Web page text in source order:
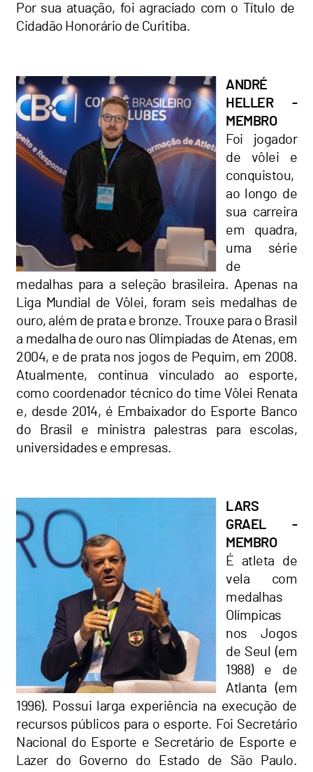
Por sua atuação, foi agraciado com o Título de
Cidadão Honorário de Curitiba.
ANDRÉ
HELLER -
MEMBRO
Foi jogador
de vôlei e
conquistou,
ao longo de
sua carreira
em quadra,
uma série
de
medalhas para a seleção brasileira. Apenas na
Liga Mundial de Vôlei, foram seis medalhas de
ouro, além de prata e bronze. Trouxe para o Brasil
a medalha de ouro nas Olimpíadas de Atenas, em
2004, e de prata nos jogos de Pequim, em 2008.
Atualmente, continua vinculado ao esporte,
como coordenador técnico do time Vôlei Renata
e, desde 2014, é Embaixador do Esporte Banco
do Brasil e ministra palestras para escolas,
universidades e empresas.
LARS
GRAEL -
MEMBRO
É atleta de
vela com
medalhas
Olímpicas
nos Jogos
de Seul (em
1988) e de
Atlanta (em
1996). Possui larga experiência na execução de
recursos públicos para o esporte. Foi Secretário
Nacional do Esporte e Secretário de Esporte e
Lazer do Governo do Estado de São Paulo.